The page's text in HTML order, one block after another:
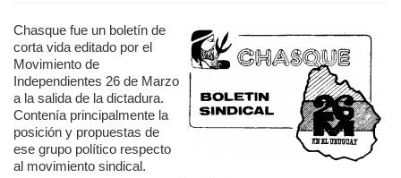
Chasque fue un boletín de
corta vida editado por el
Movimiento de
Independientes 26 de Marzo
a la salida de la dictadura.
Contenía principalmente la
posición y propuestas de
ese grupo político respecto
al movimiento sindical.